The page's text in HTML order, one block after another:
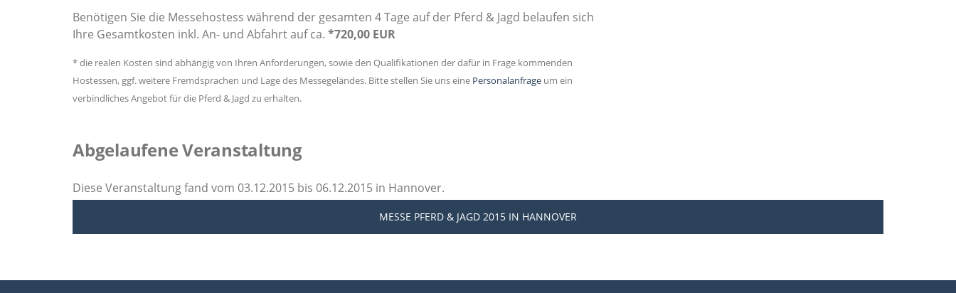
Benötigen Sie die Messehostess während der gesamten 4 Tage auf der Pferd & Jagd belaufen sich
Ihre Gesamtkosten inkl. An- und Abfahrt auf ca. *720,00 EUR
* die realen Kosten sind abhängig von Ihren Anforderungen, sowie den Qualifikationen der dafür in Frage kommenden
Hostessen, ggf. weitere Fremdsprachen und Lage des Messegeländes. Bitte stellen Sie uns eine Personalanfrage um ein
verbindliches Angebot für die Pferd & Jagd zu erhalten.
Abgelaufene Veranstaltung
Diese Veranstaltung fand vom 03.12.2015 bis 06.12.2015 in Hannover.
MESSE PFERD & JAGD 2015 IN HANNOVER